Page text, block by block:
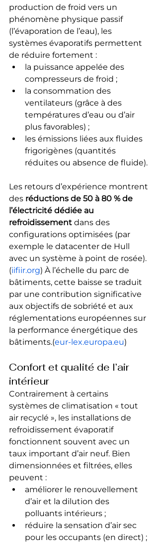
production de froid vers un
phénomène physique passif
(l’évaporation de l’eau), les
systèmes évaporatifs permettent
de réduire fortement :
la puissance appelée des
compresseurs de froid ;
la consommation des
ventilateurs (grâce à des
températures d’eau ou d’air
plus favorables) ;
les émissions liées aux fluides
frigorigènes (quantités
réduites ou absence de fluide).
Les retours d’expérience montrent
des réductions de 50 à 80 % de
l’électricité dédiée au
refroidissement dans des
configurations optimisées (par
exemple le datacenter de Hull
avec un système à point de rosée).
(iifiir.org) À l’échelle du parc de
bâtiments, cette baisse se traduit
par une contribution significative
aux objectifs de sobriété et aux
réglementations européennes sur
la performance énergétique des
bâtiments.(eur-lex.europa.eu)
Confort et qualité de l’air
intérieur
Contrairement à certains
systèmes de climatisation « tout
air recyclé », les installations de
refroidissement évaporatif
fonctionnent souvent avec un
taux important d’air neuf. Bien
dimensionnées et filtrées, elles
peuvent :
améliorer le renouvellement
d’air et la dilution des
polluants intérieurs ;
réduire la sensation d’air sec
pour les occupants (en direct) ;